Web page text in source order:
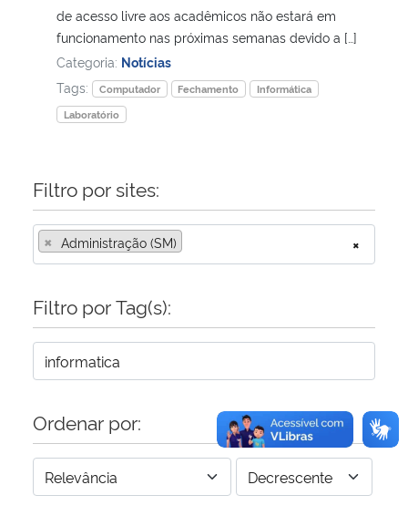
Banco Central do Brasil
de acesso livre aos acadêmicos não estará em
funcionamento nas próximas semanas devido a […]
Categoria: Notícias
Tags:
Computador Fechamento
Informática
Laboratório
Filtro por sites:
×
× Administração (SM)
Filtro por Tag(s):
Ordenar por: